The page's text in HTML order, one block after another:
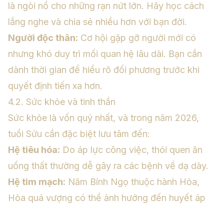
là ngòi nổ cho những rạn nứt lớn. Hãy học cách
lắng nghe và chia sẻ nhiều hơn với bạn đời.
Người độc thân: Cơ hội gặp gỡ người mới có
nhưng khó duy trì mối quan hệ lâu dài. Bạn cần
dành thời gian để hiểu rõ đối phương trước khi
quyết định tiến xa hơn.
4.2. Sức khỏe và tinh thần
Sức khỏe là vốn quý nhất, và trong năm 2026,
tuổi Sửu cần đặc biệt lưu tâm đến:
Hệ tiêu hóa: Do áp lực công việc, thói quen ăn
uống thất thường dễ gây ra các bệnh về dạ dày.
Hệ tim mạch: Năm Bính Ngọ thuộc hành Hỏa,
Hỏa quá vượng có thể ảnh hưởng đến huyết áp